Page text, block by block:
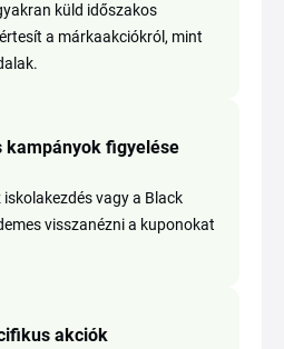
küld időszakos
a márkaakciókról, mint
kampányok figyelése
vagy a Black
visszanézni a kuponokat
akciók